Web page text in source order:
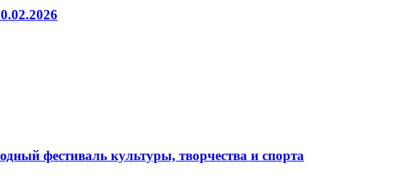
фестиваль культуры, творчества и спорта